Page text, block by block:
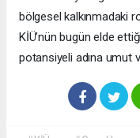
bölgesel kalkınmadaki
KİÜ’nün bugün elde
potansiyeli adına umut